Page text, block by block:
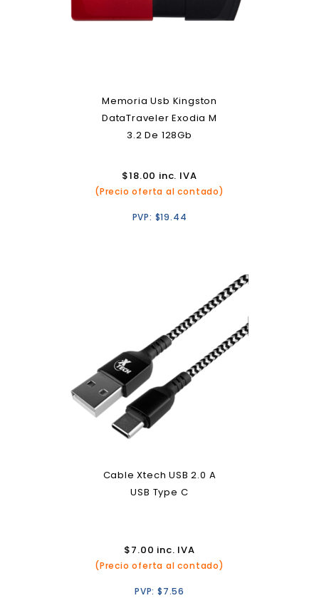
Memoria Usb Kingston
DataTraveler Exodia M
3.2 De 128Gb
$18.00 inc. IVA
(Precio oferta al contado)
PVP: $19.44
Cable Xtech USB 2.0 A
USB Type C
$7.00 inc. IVA
(Precio oferta al contado)
PVP: $7.56